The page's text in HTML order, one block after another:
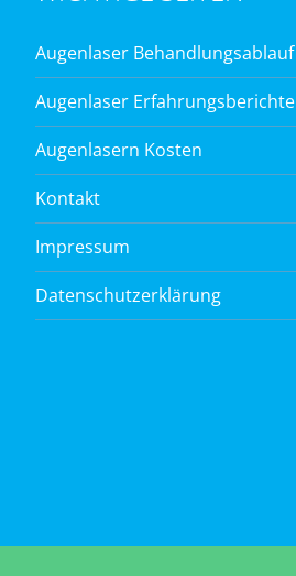
Augenlaser Behandlungsablauf
Augenlaser Erfahrungsberichte
Augenlasern Kosten
Kontakt
Impressum
Datenschutzerklärung